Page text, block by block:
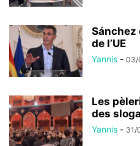
de l’UE
Yannis - 03/
Les
des
Yannis - 31/